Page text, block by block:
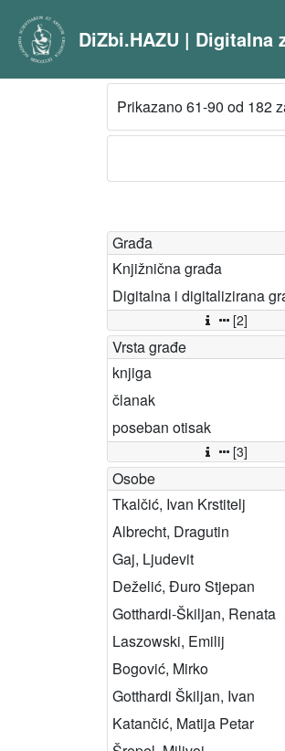
DiZbi.HAZU |
Prikazano 61-90 od 182
Građa
Knjižnična građa
Digitalna i digitalizirana
[2]
Vrsta građe
knjiga
članak
poseban otisak
[3]
Osobe
Tkalčić, Ivan Krstitelj
Albrecht, Dragutin
Gaj, Ljudevit
Deželić, Đuro Stjepan
Gotthardi-Škiljan, Renata
Laszowski, Emilij
Bogović, Mirko
Gotthardi Škiljan, Ivan
Katančić, Matija Petar